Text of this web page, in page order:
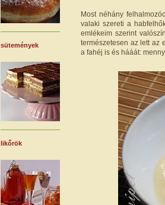
Most néhány
valaki szereti a
emlékeim szerint
természetesen az lett az
a fahéj is és hááát:
sütemények
likőrök